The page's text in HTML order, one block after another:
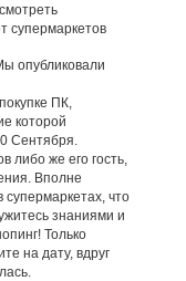
супермаркетов
опубликовали
ПК,
которой
Сентября.
либо же его гость,
Вполне
супермаркетах, что
знаниями и
Только
на дату, вдруг